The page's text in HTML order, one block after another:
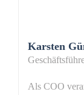
Karsten
Als COO